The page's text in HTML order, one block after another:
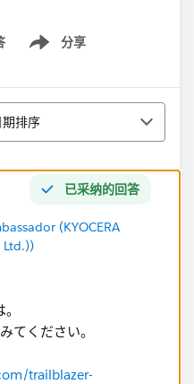
分享
Show menu
排序
已采纳的回答
(KYOCERA
Ltd.))
てください。
trailblazer-